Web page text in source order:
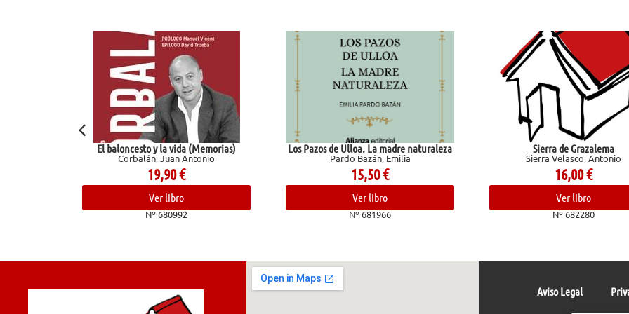
El baloncesto y la vida (Memorias)
Corbalán, Juan Antonio
19,90€
Ver libro
Nº 680992
Los Pazos de Ulloa. La madre naturaleza
Pardo Bazán, Emilia
15,50€
Ver libro
Nº 681966
Sierra de Grazalema
Sierra Velasco, Antonio
16,00€
Ver libro
Nº 682280
Aviso Legal